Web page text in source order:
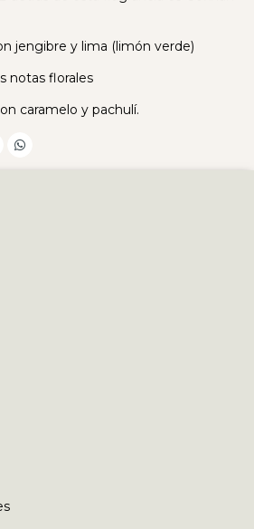
jengibre y lima (limón verde)
notas florales
caramelo y pachulí.